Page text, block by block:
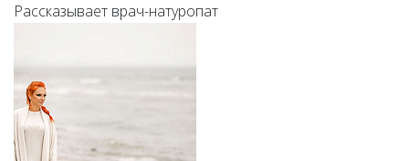
Рассказывает врач-натуропат